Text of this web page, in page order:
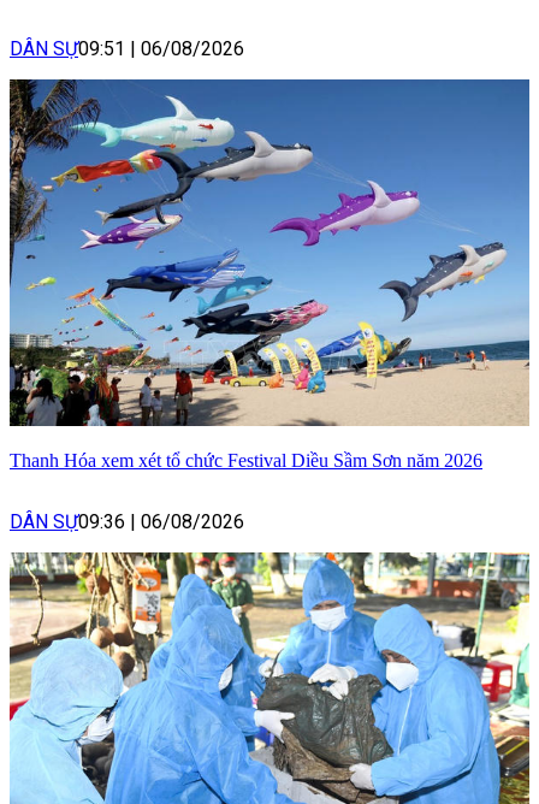
DÂN SỰ09:51 06/08/2026
Thanh Hóa xem xét tổ chức Festival Diều Sầm Sơn năm 2026
DÂN SỰ09:36 06/08/2026